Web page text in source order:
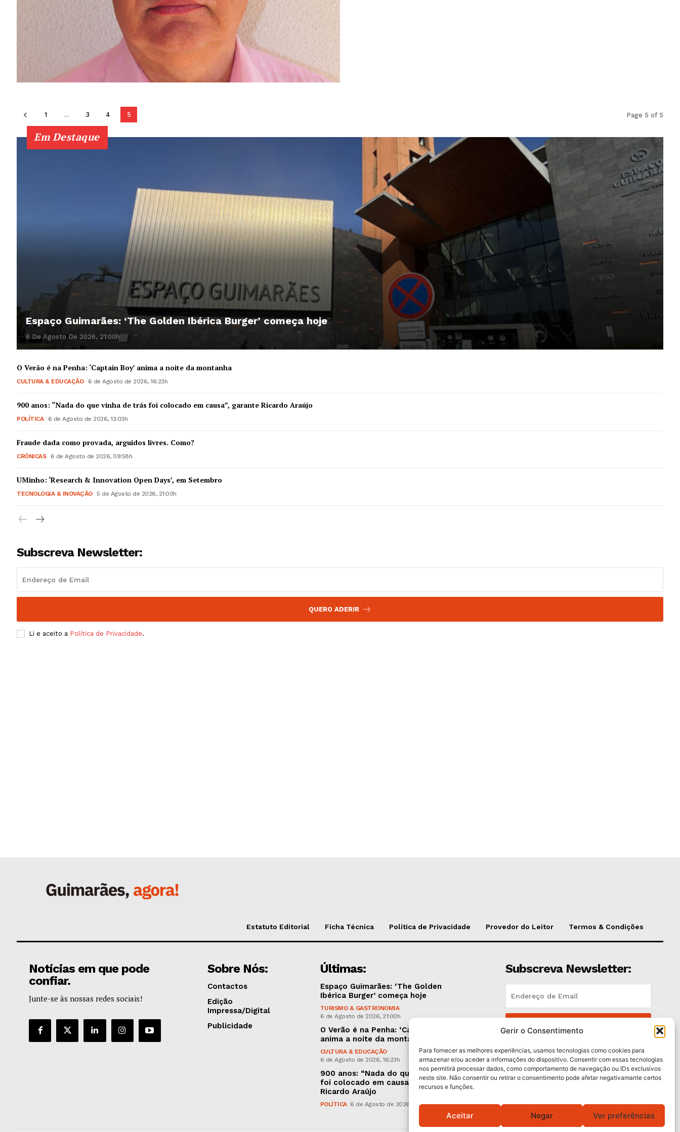
Guimarães, agora!
SUBSCREVA JÁ!
Institucional
Artigos
Edição Digital
Europa
Grande Entrevista
Publicidade
Quero ser Assinante
Gerir o Consentimento
Para fornecer as melhores experiências, usamos tecnologias como cookies para
armazenar e/ou aceder a informações do dispositivo. Consentir com essas tecnologias
nos permitirá processar dados, como comportamento de navegação ou IDs exclusivos
neste site. Não consentir ou retirar o consentimento pode afetar negativamante certos
recursos e funções.
Aceitar Negar Ver preferências
1 ... 3 4 5 Page 5 of 5
Em Destaque
Espaço Guimarães: ‘The Golden Ibérica Burger’ começa hoje
6 De Agosto De 2026, 21:00h
O Verão é na Penha: ‘Captain Boy’ anima a noite da montanha
CULTURA & EDUCAÇÃO 6 de Agosto de 2026, 16:23h
900 anos: “Nada do que vinha de trás foi colocado em causa”, garante Ricardo Araújo
POLÍTICA 6 de Agosto de 2026, 13:03h
Fraude dada como provada, arguidos livres. Como?
CRÓNICAS 6 de Agosto de 2026, 09:58h
UMinho: ‘Research & Innovation Open Days’, em Setembro
TECNOLOGIA & INOVAÇÃO 5 de Agosto de 2026, 21:00h
Subscreva Newsletter:
QUERO ADERIR
Li e aceito a Política de Privacidade.
Estatuto Editorial Ficha Técnica Política de Privacidade Provedor do Leitor Termos & Condições
Notícias em que pode
confiar.
Junte-se às nossas redes sociais!
Sobre Nós:
Contactos
Edição
Impressa/Digital
Publicidade
Últimas:
Espaço Guimarães: ‘The Golden
Ibérica Burger’ começa hoje
TURISMO & GASTRONOMIA
6 de Agosto de 2026, 21:00h
O Verão é na Penha: ‘Captain Boy’
anima a noite da montanha
CULTURA & EDUCAÇÃO
6 de Agosto de 2026, 16:23h
900 anos: “Nada do que vinha de trás
foi colocado em causa”, garante
Ricardo Araújo
POLÍTICA 6 de Agosto de 2026, 13:03h
Subscreva Newsletter:
QUERO ADERIR
Li e aceito aPolítica de Privacidade .